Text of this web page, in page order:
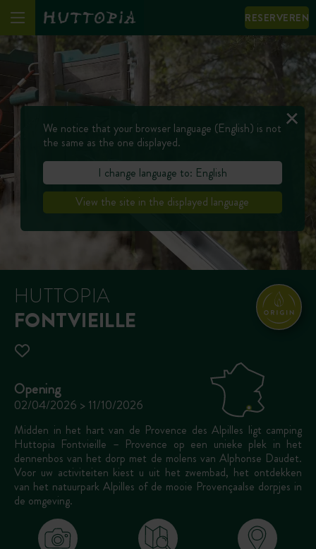
RESERVEREN
HUTTOPIA
FONTVIEILLE
Opening
02/04/2026 > 11/10/2026
Midden in het hart van de Provence des Alpilles ligt camping
Huttopia Fontvieille – Provence op een unieke plek in het
dennenbos van het dorp met de molens van Alphonse Daudet.
Voor uw activiteiten kiest u uit het zwembad, het ontdekken
van het natuurpark Alpilles of de mooie Provençaalse dorpjes in
de omgeving.
We notice that your browser language (English) is not
the same as the one displayed.
I change language to: English
View the site in the displayed language